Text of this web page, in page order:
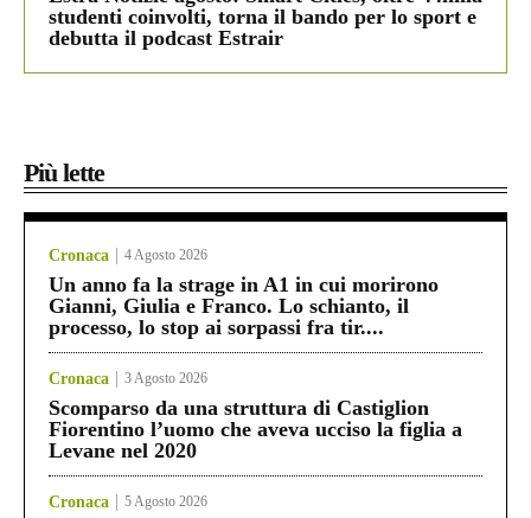
studenti coinvolti, torna il bando per lo sport e
debutta il podcast Estrair
Più lette
Cronaca 4 Agosto 2026
Un anno fa la strage in A1 in cui morirono
Gianni, Giulia e Franco. Lo schianto, il
processo, lo stop ai sorpassi fra tir....
Cronaca 3 Agosto 2026
Scomparso da una struttura di Castiglion
Fiorentino l’uomo che aveva ucciso la figlia a
Levane nel 2020
Cronaca 5 Agosto 2026